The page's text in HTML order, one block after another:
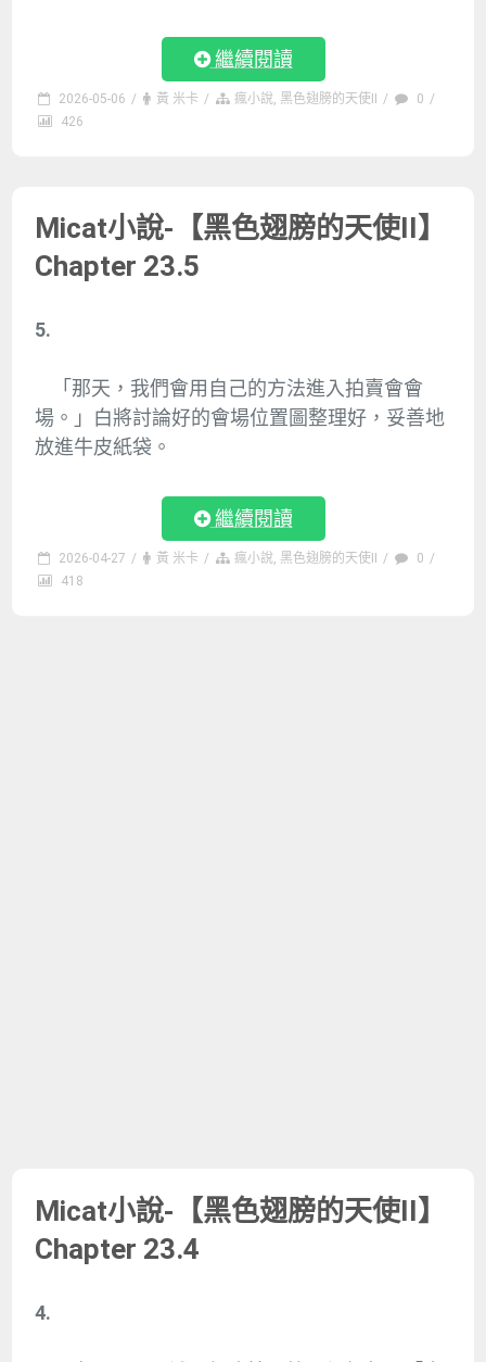
繼續閱讀
2026-05-06 / 黃 米卡 / 瘋小說 黑色翅膀的天使II / 0 /
426
Micat小說-【黑色翅膀的天使II】
Chapter 23.5
5.
「那天，我們會用自己的方法進入拍賣會會
場。」白將討論好的會場位置圖整理好，妥善地
放進牛皮紙袋。
繼續閱讀
2026-04-27 / 黃 米卡 / 瘋小說, 黑色翅膀的天使II / 0 /
418
Micat小說-【黑色翅膀的天使II】
Chapter 23.4
4.